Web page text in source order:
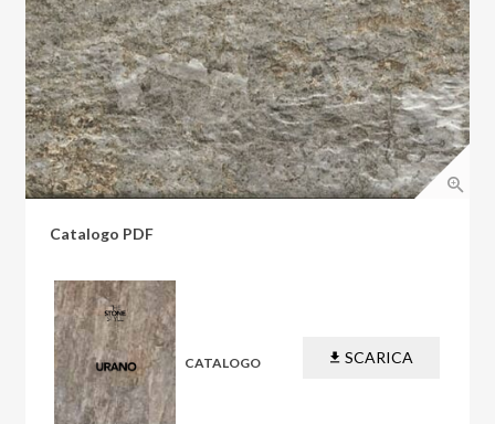
Catalogo PDF
CATALOGO SCARICA